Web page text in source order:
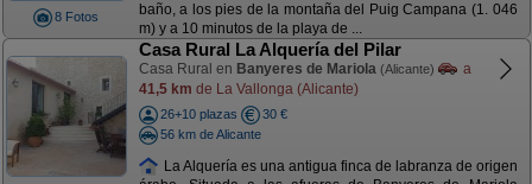
8 Fotos
baño, a los pies de la montaña del Puig Campana (1. 046
m) y a 10 minutos de la playa de ...
Casa Rural La Alquería del Pilar
Casa Rural en Banyeres de Mariola (Alicante)
a
41,5 km de La Vallonga (Alicante)
26+10 plazas
30 €
56 km de Alicante
La Alquería es una antigua finca de labranza de origen